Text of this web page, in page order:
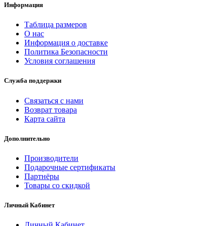
Информация
Таблица размеров
О нас
Информация о доставке
Политика Безопасности
Условия соглашения
Служба поддержки
Связаться с нами
Возврат товара
Карта сайта
Дополнительно
Производители
Подарочные сертификаты
Партнёры
Товары со скидкой
Личный Кабинет